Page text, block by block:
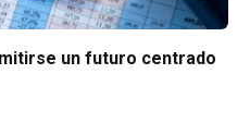
un futuro centrado